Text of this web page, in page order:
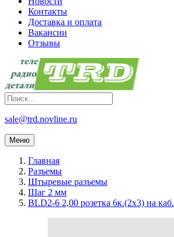
Контакты
Доставка и оплата
Вакансии
Отзывы
sale@trd.novline.ru
Меню
Главная
Разъемы
Штыревые разъемы
Шаг 2 мм
BLD2-6 2,00 розетка 6к.(2х3) на каб.